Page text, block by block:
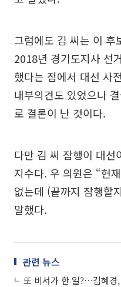
그럼에도 김 씨는 이
2018년 경기도지사 선
했다는 점에서 대선 사
내부의견도 있었으나
로 결론이 난 것이다.
다만 김 씨 잠행이 대선
지수다. 우 의원은 “현
없는데 (끝까지 잠행할
말했다.
관련 뉴스
또 비서가 한 일?…김혜경,